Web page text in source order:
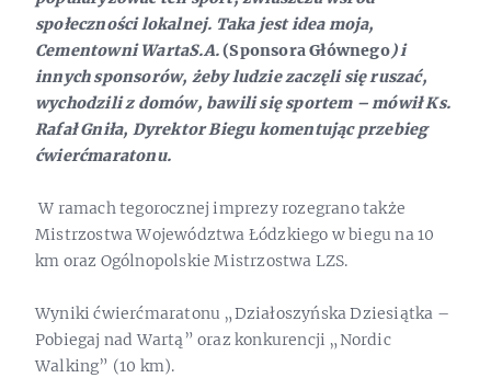
społeczności lokalnej. Taka jest idea moja,
Cementowni WartaS.A.(Sponsora Głównego)i
innych sponsorów, żeby ludzie zaczęli się ruszać,
wychodzili z domów, bawili się sportem – mówił Ks.
Rafał Gniła, Dyrektor Biegu komentując przebieg
ćwierćmaratonu.
W ramach tegorocznej imprezy rozegrano także
Mistrzostwa Województwa Łódzkiego w biegu na 10
km oraz Ogólnopolskie Mistrzostwa LZS.
Wyniki ćwierćmaratonu „Działoszyńska Dziesiątka –
Pobiegaj nad Wartą” oraz konkurencji „Nordic
Walking” (10 km).